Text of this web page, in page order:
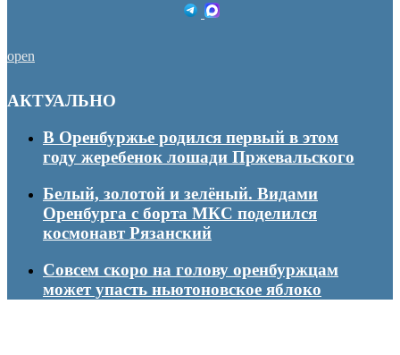
open
АКТУАЛЬНО
В Оренбуржье родился первый в этом
году жеребенок лошади Пржевальского
Белый, золотой и зелёный. Видами
Оренбурга с борта МКС поделился
космонавт Рязанский
Совсем скоро на голову оренбуржцам
может упасть ньютоновское яблоко